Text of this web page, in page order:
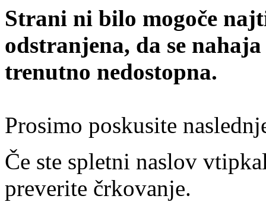
Strani ni bilo mogoče
odstranjena, da se
trenutno nedostopna.
Prosimo poskusite
Če ste spletni naslov
preverite črkovanje.